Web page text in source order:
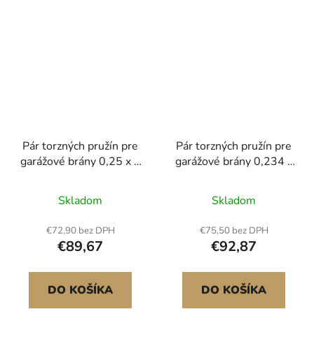
Pár torzných pružín pre
garážové brány 0,25 x 2
tyčami
Skladom
€72,90 bez DPH
€89,67
DO KOŠÍKA
Pár torzných pružín pre
garážové brány 0,234 x
navíjacími tyčami
Skladom
€75,50 bez DPH
€92,87
DO KOŠÍKA